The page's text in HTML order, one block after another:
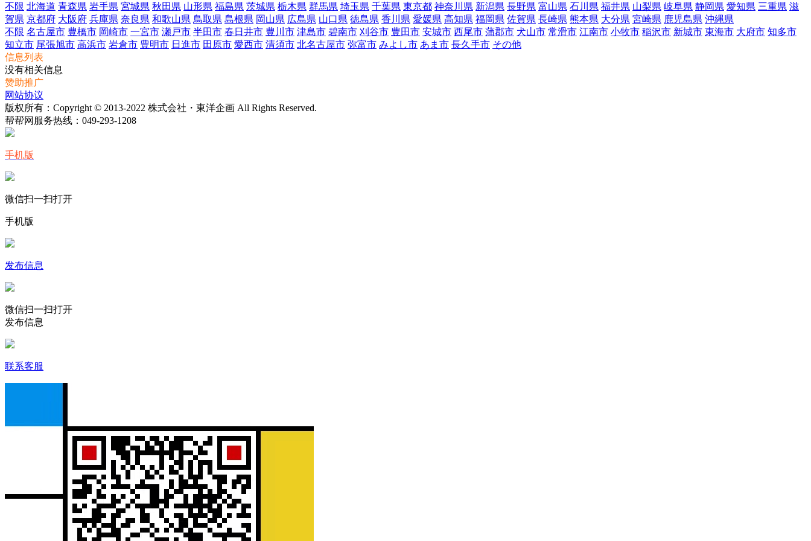
不限 北海道 青森県 岩手県 宮城県 秋田県 山形県 福島県 茨城県 栃木県 群馬県 埼玉県 千葉県 東京都 神奈川県 新潟県 長野県 富山県 石川県 福井県 山梨県 岐阜県 静岡県 愛知県 三重県 滋
賀県 京都府 大阪府 兵庫県 奈良県 和歌山県 鳥取県 島根県 岡山県 広島県 山口県 徳島県 香川県 愛媛県 高知県 福岡県 佐賀県 長崎県 熊本県 大分県 宮崎県 鹿児島県 沖縄県
不限 名古屋市 豊橋市 岡崎市 一宮市 瀬戸市 半田市 春日井市 豊川市 津島市 碧南市 刈谷市 豊田市 安城市 西尾市 蒲郡市 犬山市 常滑市 江南市 小牧市 稲沢市 新城市 東海市 大府市 知多市
知立市 尾張旭市 高浜市 岩倉市 豊明市 日進市 田原市 愛西市 清須市 北名古屋市 弥富市 みよし市 あま市 長久手市 その他
信息列表
没有相关信息
赞助推广
网站协议
版权所有：Copyright © 2013-2022 株式会社・東洋企画 All Rights Reserved.
帮帮网服务热线： 049-293-1208
手机版
微信扫一扫打开
手机版
发布信息
微信扫一扫打开
发布信息
联系客服